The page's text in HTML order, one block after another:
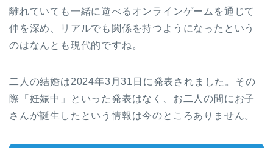
離れていても一緒に遊べるオンラインゲームを通じて
仲を深め、リアルでも関係を持つようになったという
のはなんとも現代的ですね。
二人の結婚は2024年3月31日に発表されました。その
際「妊娠中」といった発表はなく、お二人の間にお子
さんが誕生したという情報は今のところありません。